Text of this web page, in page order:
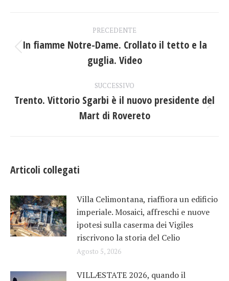
tra
post
PRECEDENTE
Post
precedente:
In fiamme Notre-Dame. Crollato il tetto e la
guglia. Video
SUCCESSIVO
Prossimo
post:
Trento. Vittorio Sgarbi è il nuovo presidente del
Mart di Rovereto
Articoli collegati
Villa Celimontana, riaffiora un edificio
imperiale. Mosaici, affreschi e nuove
ipotesi sulla caserma dei Vigiles
riscrivono la storia del Celio
Agosto 5, 2026
VILLÆSTATE 2026, quando il